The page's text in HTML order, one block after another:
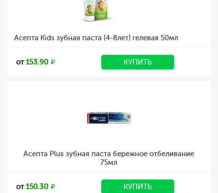
Асепта Kids зубная паста (4-8лет) гелевая 50мл
от153.90 КУПИТЬ
Асепта Plus зубная паста бережное отбеливание
75мл
от150.30 КУПИТЬ